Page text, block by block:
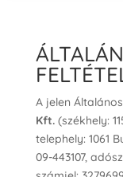
A jelen
Kft.(székhely:
telephely: 1061
09-443107,